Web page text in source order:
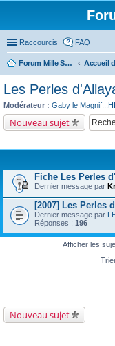
Raccourcis FAQ
Forum Mille Saisons
Les Perles
Modérateur : Gaby le
Nouveau sujet
Fiche Les Perles
Dernier message par
[2007] Les Perles
Dernier message par
Réponses : 196
Afficher les
Nouveau sujet